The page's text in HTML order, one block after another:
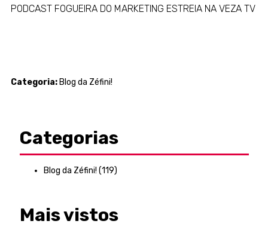
PODCAST FOGUEIRA DO MARKETING ESTREIA NA VEZA TV
Categoria: Blog da Zéfini!
Categorias
Blog da Zéfini! (119)
Mais vistos